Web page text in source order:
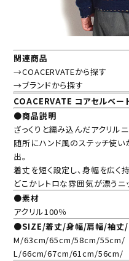
関連商品
→COACERVATEから探す
→ブランドから探す
COACERVATE コアセルベー
●商品説明
ざっくりと編み込んだアクリル
随所にハンド風のステッチ使
出。
着丈を短く設定し、身幅を広く
どこかレトロな雰囲気が漂うニ
●素材
アクリル100％
●SIZE/着丈/身幅/肩幅/袖丈/
M/63cm/65cm/58cm/55cm/
L/66cm/67cm/61cm/56cm/